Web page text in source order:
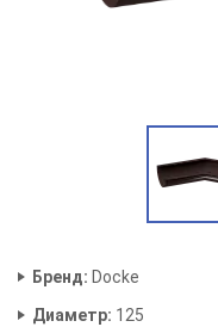
Бренд: Docke
Диаметр: 125